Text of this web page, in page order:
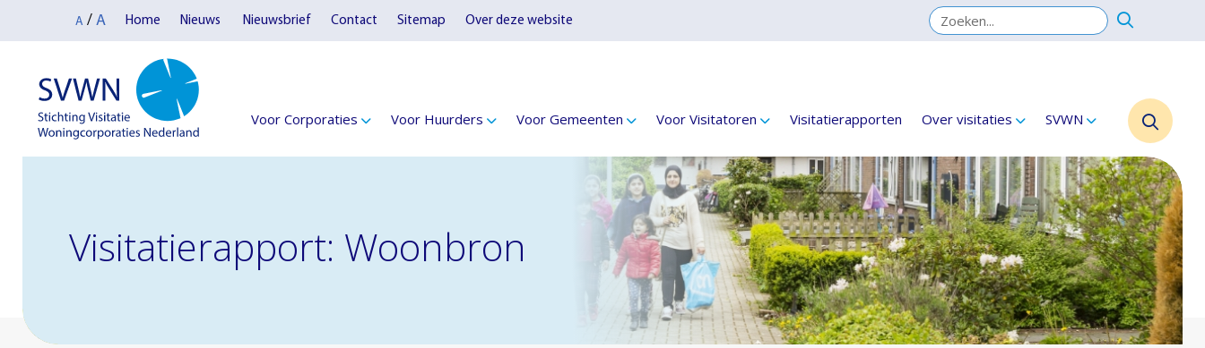
A / A Home Nieuws Nieuwsbrief Contact Sitemap Over deze website
Voor Corporaties Voor Huurders Voor Gemeenten Voor Visitatoren Visitatierapporten Over visitaties SVWN
Visitatierapport: Woonbron